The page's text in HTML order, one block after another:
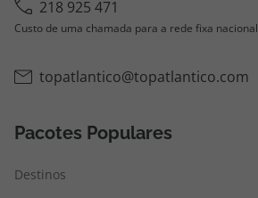
218 925 471
Custo de uma chamada para a rede fixa nacional
topatlantico@topatlantico.com
Pacotes Populares
Destinos